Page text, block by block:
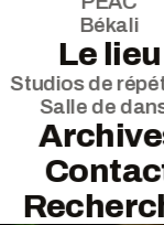
Békali
Le lieu
Studios de
Salle de